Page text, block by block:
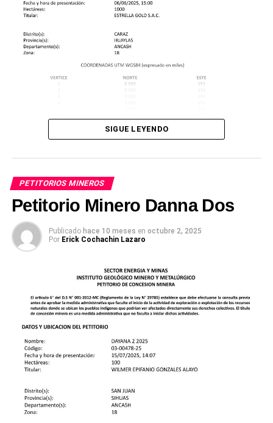
SIGUE LEYENDO
PETITORIOS MINEROS
Petitorio Minero Danna Dos
Publicado hace 10 meses en octubre 2, 2025
Por Erick Cochachin Lazaro